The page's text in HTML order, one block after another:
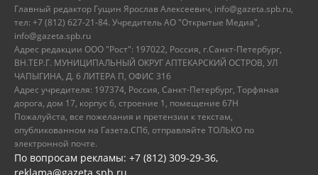
Главный редактор Гущин Ярослав Алексеевич, info@gazeta.spb.ru,
тел: +7 (812) 627-21-84. Учредитель АО "Открытые Медиа",
info@gazeta.spb.ru
Адрес редакции ООО "Рост": 197022, Россия, г.Санкт-Петербург,
ВН.ТЕР.Г. МУНИЦИПАЛЬНЫЙ ОКРУГ АПТЕКАРСКИЙ ОСТРОВ, УЛ
ЧАПЫГИНА, Д. 6 ЛИТЕРА П, ОФИС 316
Адрес учредителя: 197374, Россия, Санкт-Петербург, Торфяная
дорога, дом 17, корпус 6, строение 1, помещение 67Н
Пожалуйста, все пожелания и претензии к текстам,
опубликованном на Газета.СПб, отправляйте ТОЛЬКО по
электронной почте.
По вопросам рекламы: +7 (812) 309-29-36,
reklama@gazeta.spb.ru